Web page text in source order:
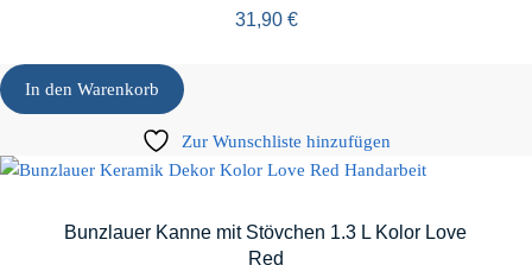
31,90 €
In den Warenkorb
Zur Wunschliste hinzufügen
Bunzlauer Kanne mit Stövchen 1.3 L Kolor Love
Red